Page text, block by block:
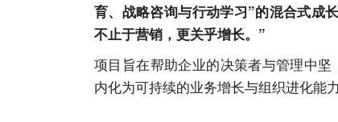
育、战略咨询与行动学习”的混合式成
不止于营销，更关乎增长。”
项目旨在帮助企业的决策者与管理中坚
内化为可持续的业务增长与组织进化能力